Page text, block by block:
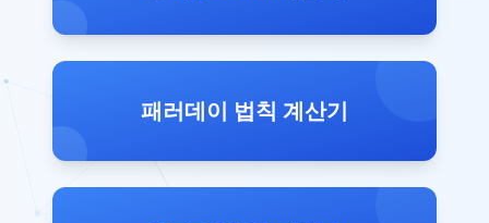
패러데이 법칙 계산기